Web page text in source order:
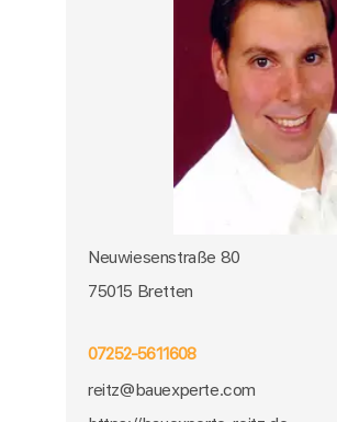
Neuwiesenstraße 80
75015 Bretten
07252-5611608
reitz@bauexperte.com